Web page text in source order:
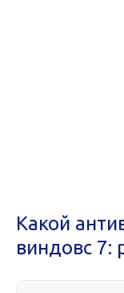
Какой
виндовс 7: